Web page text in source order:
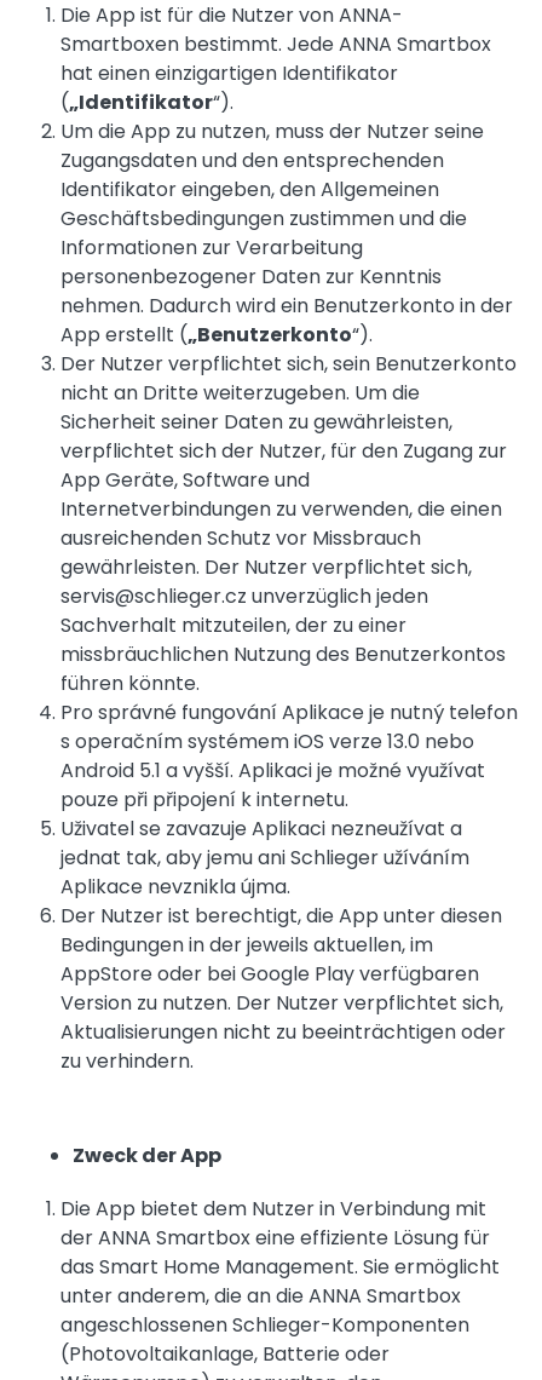
Die App ist für die Nutzer von ANNA-
Smartboxen bestimmt. Jede ANNA Smartbox
hat einen einzigartigen Identifikator
(„Identifikator“).
Um die App zu nutzen, muss der Nutzer seine
Zugangsdaten und den entsprechenden
Identifikator eingeben, den Allgemeinen
Geschäftsbedingungen zustimmen und die
Informationen zurVerarbeitung
personenbezogener Daten zur Kenntnis
nehmen. Dadurch wird ein Benutzerkonto in der
App erstellt („Benutzerkonto“).
Der Nutzer verpflichtet sich, sein Benutzerkonto
nicht an Dritte weiterzugeben. Um die
Sicherheit seiner Daten zu gewährleisten,
verpflichtet sich der Nutzer, für den Zugang zur
App Geräte, Software und
Internetverbindungen zu verwenden, die einen
ausreichenden Schutz vor Missbrauch
gewährleisten. Der Nutzer verpflichtet sich,
servis@schlieger.cz unverzüglich jeden
Sachverhalt mitzuteilen, der zu einer
missbräuchlichen Nutzung des Benutzerkontos
führen könnte.
Pro správné fungování Aplikace je nutný telefon
s operačním systémem iOS verze 13.0 nebo
Android 5.1 a vyšší. Aplikaci je možné využívat
pouze při připojení k internetu.
Uživatel se zavazuje Aplikaci nezneužívat a
jednat tak, aby jemu ani Schlieger užíváním
Aplikace nevznikla újma.
Der Nutzer ist berechtigt, die App unter diesen
Bedingungen in der jeweils aktuellen, im
AppStore oder bei Google Play verfügbaren
Version zu nutzen. Der Nutzer verpflichtet sich,
Aktualisierungen nicht zu beeinträchtigen oder
zu verhindern.
Zweck der App
Die App bietet dem Nutzer in Verbindung mit
der ANNA Smartbox eine effiziente Lösung für
das Smart Home Management. Sie ermöglicht
unter anderem, die an die ANNA Smartbox
angeschlossenen Schlieger-Komponenten
(Photovoltaikanlage, Batterie oder